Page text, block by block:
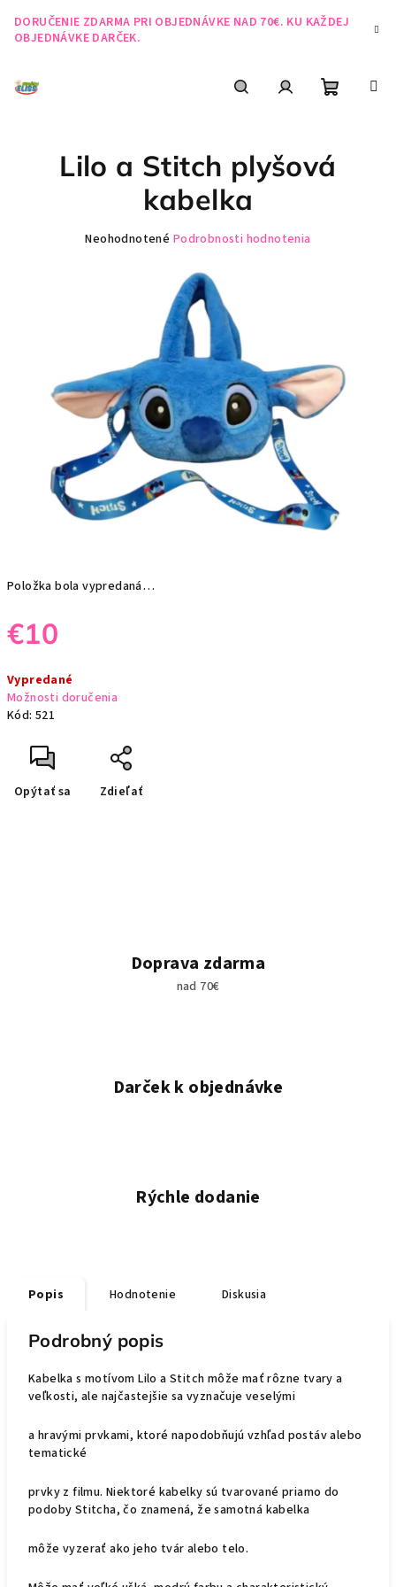
obsah
DORUČENIE ZDARMA PRI OBJEDNÁVKE NAD 70€. KU KAŽDEJ
OBJEDNÁVKE DARČEK.
košík
Položka bola vypredaná…
€10
cena:
Vypredané
Možnosti doručenia
Kód: 521
Opýtať sa Zdieľať
Lilo a Stitch plyšová
kabelka
Priemerné
hviezdičiek.
Neohodnotené Podrobnosti hodnotenia
Doprava zdarma
nad 70€
Darček k objednávke
Rýchle dodanie
Popis Hodnotenie Diskusia
Podrobný popis
Kabelka s motívom Lilo a Stitch môže mať rôzne tvary a
veľkosti, ale najčastejšie sa vyznačuje veselými
a hravými prvkami, ktoré napodobňujú vzhľad postáv alebo
tematické
prvky z filmu. Niektoré kabelky sú tvarované priamo do
podoby Stitcha, čo znamená, že samotná kabelka
môže vyzerať ako jeho tvár alebo telo.